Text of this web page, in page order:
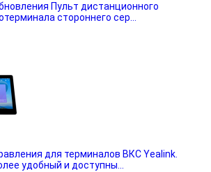
Пульт дистанционного
стороннего сер...
для терминалов ВКС Yealink.
удобный и доступны...